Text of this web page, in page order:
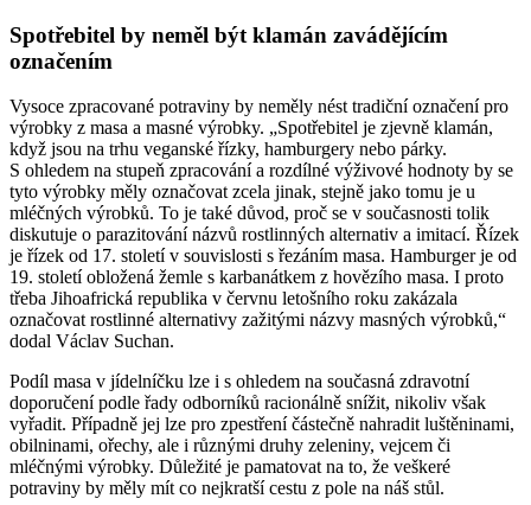
Spotřebitel by neměl být klamán zavádějícím
označením
Vysoce zpracované potraviny by neměly nést tradiční označení pro
výrobky z masa a masné výrobky. „Spotřebitel je zjevně klamán,
když jsou na trhu veganské řízky, hamburgery nebo párky.
S ohledem na stupeň zpracování a rozdílné výživové hodnoty by se
tyto výrobky měly označovat zcela jinak, stejně jako tomu je u
mléčných výrobků. To je také důvod, proč se v současnosti tolik
diskutuje o parazitování názvů rostlinných alternativ a imitací. Řízek
je řízek od 17. století v souvislosti s řezáním masa. Hamburger je od
19. století obložená žemle s karbanátkem z hovězího masa. I proto
třeba Jihoafrická republika v červnu letošního roku zakázala
označovat rostlinné alternativy zažitými názvy masných výrobků,“
dodal Václav Suchan.
Podíl masa v jídelníčku lze i s ohledem na současná zdravotní
doporučení podle řady odborníků racionálně snížit, nikoliv však
vyřadit. Případně jej lze pro zpestření částečně nahradit luštěninami,
obilninami, ořechy, ale i různými druhy zeleniny, vejcem či
mléčnými výrobky. Důležité je pamatovat na to, že veškeré
potraviny by měly mít co nejkratší cestu z pole na náš stůl.